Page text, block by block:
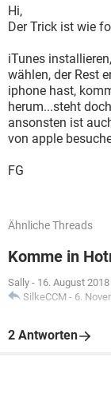
Hi,
Der Trick ist wie
iTunes
wählen, der Rest
iphone hast,
herum...steht
ansonsten ist
von apple
FG
Ähnliche Threads
Komme in
Sally - 16. August
SilkeCCM - 6.
2 Antworten